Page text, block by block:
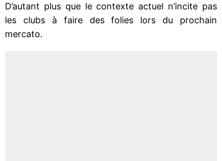
D’autant plus que le contexte actuel n’incite pas
les clubs à faire des folies lors du prochain
mercato.